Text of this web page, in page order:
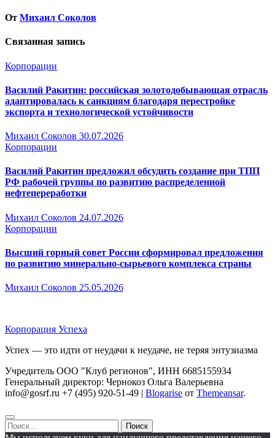
От Михаил Соколов
Связанная запись
Корпорации
Василий Ракитин: российская золотодобывающая отрасль
адаптировалась к санкциям благодаря перестройке
экспорта и технологической устойчивости
Михаил Соколов 30.07.2026
Корпорации
Василий Ракитин предложил обсудить создание при ТПП
РФ рабочей группы по развитию распределенной
нефтепереработки
Михаил Соколов 24.07.2026
Корпорации
Высший горный совет России сформировал предложения
по развитию минерально-сырьевого комплекса страны
Михаил Соколов 25.05.2026
Корпорация Успеха
Успех — это идти от неудачи к неудаче, не теряя энтузиазма
Учредитель ООО "Клуб регионов", ИНН 6685155934
Генеральный директор: Чернокоз Ольга Валерьевна
info@gosrf.ru +7 (495) 920-51-49 | Blogarise от Themeansar.
Найти: